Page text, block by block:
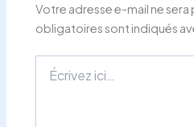
Votre adresse e-mail ne sera
obligatoires sont indiqués
ici…